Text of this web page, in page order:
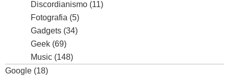
Discordianismo (11)
Fotografia (5)
Gadgets (34)
Geek (69)
Music (148)
Google (18)